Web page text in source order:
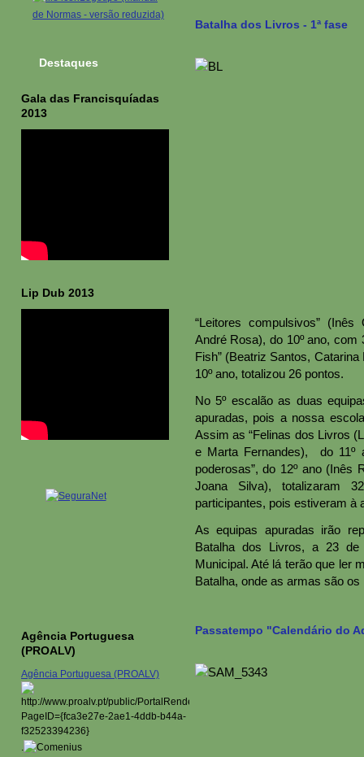
Batalha dos Livros - 1ª fase
“Leitores compulsivos”
André Rosa), do 10º ano, com
Fish” (Beatriz Santos,
10º ano, totalizou 26 pontos.
No 5º escalão as duas
apuradas, pois a nossa
Assim as “Felinas dos Livros
e Marta Fernandes), do 11º
poderosas”, do 12º ano (Inês
Joana Silva), totalizaram
participantes, pois estiveram à
As equipas apuradas irão
Batalha dos Livros, a 23
Municipal. Até lá terão que ler
Batalha, onde as armas são
Passatempo "Calendário do
de Normas - versão reduzida)
Destaques
Gala das Francisquíadas
2013
Lip Dub 2013
Agência Portuguesa
(PROALV)
Agência Portuguesa (PROALV)
.